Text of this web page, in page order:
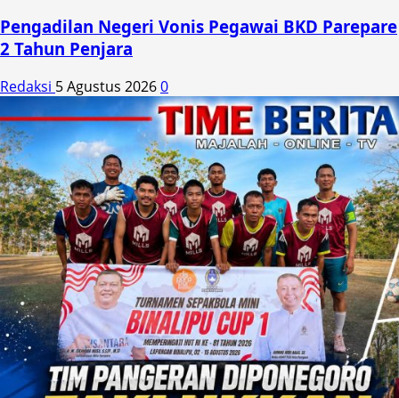
Pengadilan Negeri Vonis Pegawai BKD Parepare
2 Tahun Penjara
Redaksi 5 Agustus 20260